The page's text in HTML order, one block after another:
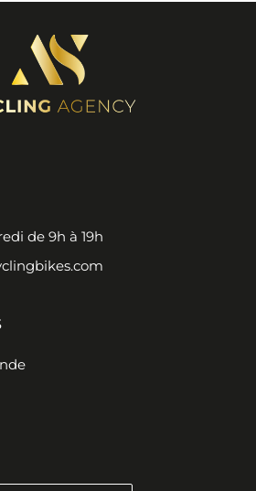
de 9h à 19h